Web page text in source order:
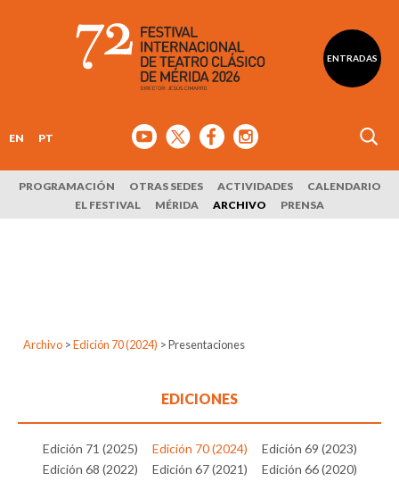
ENTRADAS
EN PT
PROGRAMACIÓN OTRAS SEDES ACTIVIDADES
CALENDARIO
EL FESTIVAL
MÉRIDA ARCHIVO PRENSA
Archivo > Edición 70 (2024) >Presentaciones
EDICIONES
Edición 71 (2025) Edición 70 (2024)
Edición 69 (2023)
Edición 68 (2022)
Edición 67 (2021)
Edición 66 (2020)